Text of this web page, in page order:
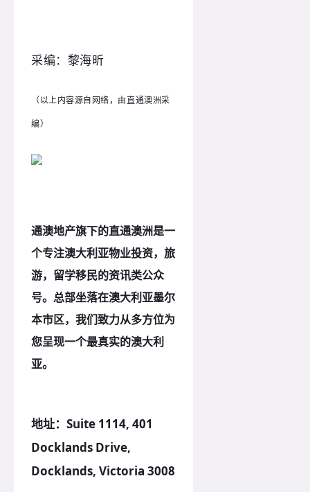
采编：黎海昕
（以上内容源自网络，由直通澳洲采
编）
通澳地产旗下的直通澳洲是一
个专注澳大利亚物业投资，旅
游，留学移民的资讯类公众
号。总部坐落在澳大利亚墨尔
本市区，我们致力从多方位为
您呈现一个最真实的澳大利
亚。
地址：Suite 1114, 401
Docklands Drive,
Docklands, Victoria 3008